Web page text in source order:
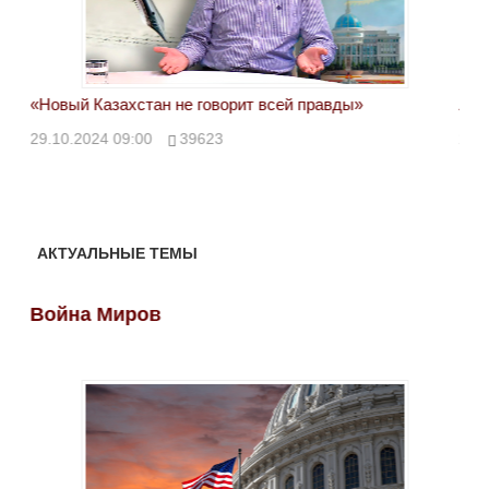
«Новый Казахстан не говорит всей правды»
29.10.2024 09:00 39623
АКТУАЛЬНЫЕ ТЕМЫ
Война Миров